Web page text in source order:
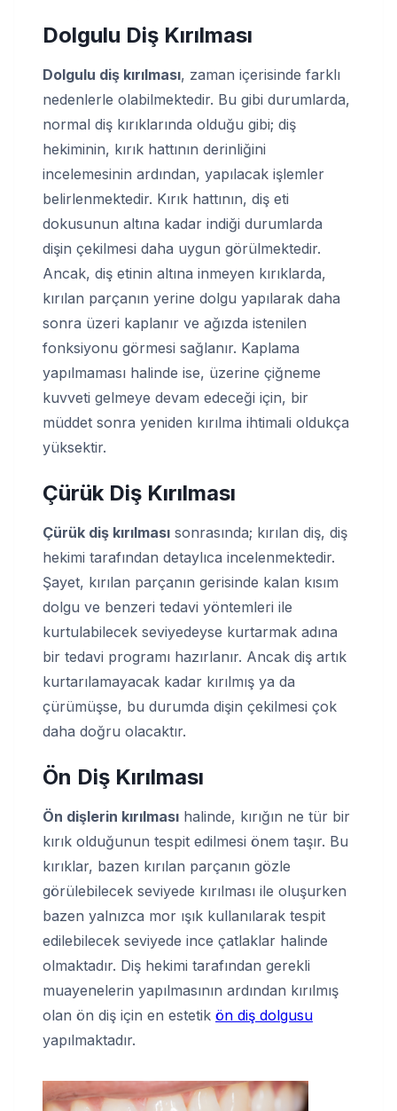
Dolgulu Diş Kırılması
Dolgulu diş kırılması, zaman içerisinde farklı
nedenlerle olabilmektedir. Bu gibi durumlarda,
normal diş kırıklarında olduğu gibi; diş
hekiminin, kırık hattının derinliğini
incelemesinin ardından, yapılacak işlemler
belirlenmektedir. Kırık hattının, diş eti
dokusunun altına kadar indiği durumlarda
dişin çekilmesi daha uygun görülmektedir.
Ancak, diş etinin altına inmeyen kırıklarda,
kırılan parçanın yerine dolgu yapılarak daha
sonra üzeri kaplanır ve ağızda istenilen
fonksiyonu görmesi sağlanır. Kaplama
yapılmaması halinde ise, üzerine çiğneme
kuvveti gelmeye devam edeceği için, bir
müddet sonra yeniden kırılma ihtimali oldukça
yüksektir.
Çürük Diş Kırılması
Çürük diş kırılması sonrasında; kırılan diş, diş
hekimi tarafından detaylıca incelenmektedir.
Şayet, kırılan parçanın gerisinde kalan kısım
dolgu ve benzeri tedavi yöntemleri ile
kurtulabilecek seviyedeyse kurtarmak adına
bir tedavi programı hazırlanır. Ancak diş artık
kurtarılamayacak kadar kırılmış ya da
çürümüşse, bu durumda dişin çekilmesi çok
daha doğru olacaktır.
Ön Diş Kırılması
Ön dişlerin kırılması halinde, kırığın ne tür bir
kırık olduğunun tespit edilmesi önem taşır. Bu
kırıklar, bazen kırılan parçanın gözle
görülebilecek seviyede kırılması ile oluşurken
bazen yalnızca mor ışık kullanılarak tespit
edilebilecek seviyede ince çatlaklar halinde
olmaktadır. Diş hekimi tarafından gerekli
muayenelerin yapılmasının ardından kırılmış
olan ön diş için en estetik ön diş dolgusu
yapılmaktadır.